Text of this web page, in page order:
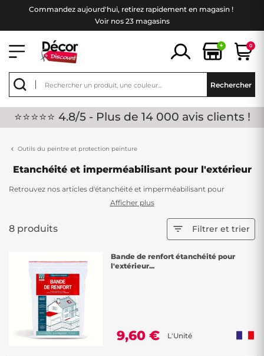
Commandez aujourd'hui, retirez rapidement en magasin !
Voir nos 23 magasins
+ 0
Rechercher
⭐⭐⭐⭐⭐ 4.8/5 - Plus de 14 000 avis clients !
Outils du peintre et protection peinture
Etanchéité et imperméabilisant pour l'extérieur
Retrouvez nos articles d'étanchéité et imperméabilisant pour
l'extérieur. Que ce soit pour votre toiture ou votre terrasse, nos
le faire, les extérieurs sont directement exposés aux intempéries.
N'attendez plus, de nombreux coloris sont disponibles pour vous.
Afficher plus
8 produits  Filtrer et trier
Bande de renfort étanchéité pour
l'extérieur...
9,60 € L'Unité